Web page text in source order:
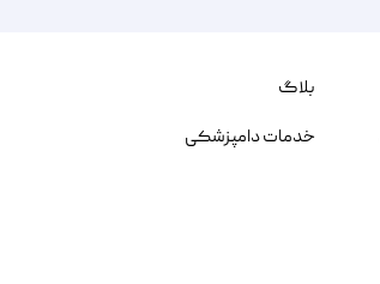
بلاگ
خدمات دامپزشکی